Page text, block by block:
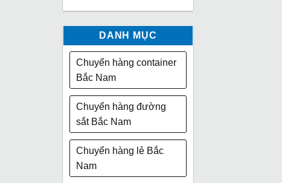
DANH MỤC
Chuyển hàng container
Bắc Nam
Chuyển hàng đường
sắt Bắc Nam
Chuyển hàng lẻ Bắc
Nam